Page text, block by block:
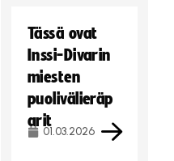
Tässä ovat
Inssi-Divarin
miesten
puolivälieräp
arit
01.03.2026